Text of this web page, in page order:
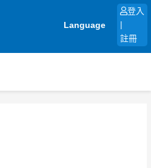
Language
登入
註冊